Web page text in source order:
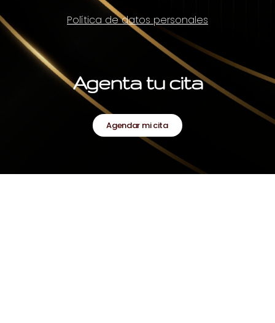
Política de datos personales
Agenta tu cita
Agendar mi cita